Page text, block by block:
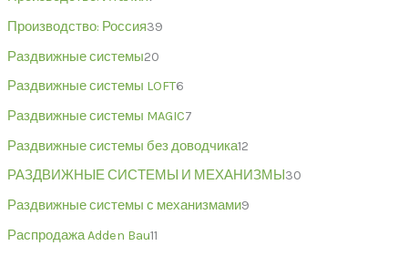
Производство: Россия39
Раздвижные системы20
Раздвижные системы LOFT6
Раздвижные системы MAGIC7
Раздвижные системы без доводчика12
РАЗДВИЖНЫЕ СИСТЕМЫ И МЕХАНИЗМЫ 30
Раздвижные системы с механизмами9
Распродажа Adden Bau11